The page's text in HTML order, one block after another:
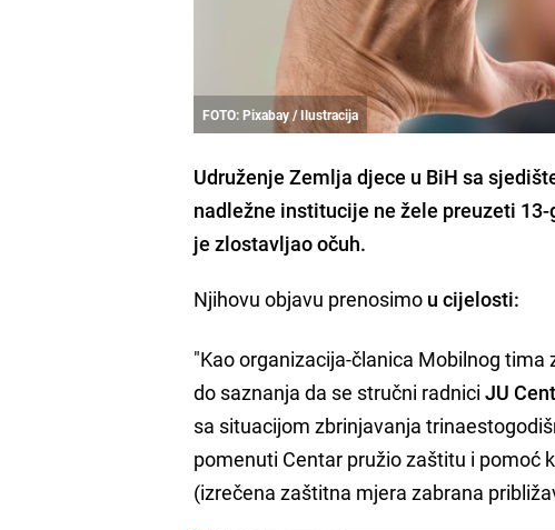
FOTO: Pixabay / Ilustracija
Udruženje Zemlja djece u BiH sa
nadležne institucije ne žele preuzeti
je zlostavljao očuh.
Njihovu objavu prenosimo u cijelosti:
"Kao organizacija-članica Mobilnog
do saznanja da se stručni radniciJU
sa situacijom zbrinjavanja
pomenuti Centar pružio zaštitu i pomoć
(izrečena zaštitna mjera zabrana